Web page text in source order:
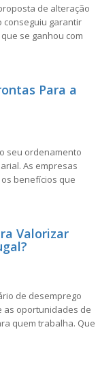
de alteração
conseguiu garantir
se ganhou com
Para a
seu ordenamento
As empresas
benefícios que
Valorizar
de desemprego
as oportunidades de
quem trabalha. Que